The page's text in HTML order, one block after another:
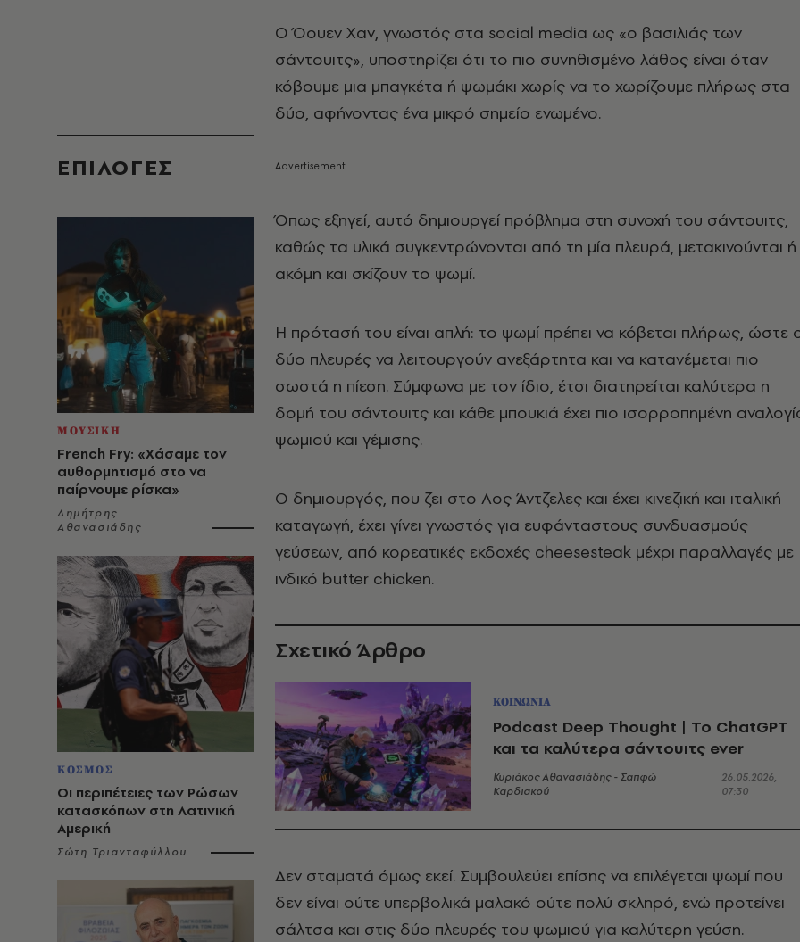
EΠΙΛΟΓΈΣ
ΜΟΥΣΙΚΗ
French Fry: «Χάσαμε τον
αυθορμητισμό στο να
παίρνουμε ρίσκα»
Δημήτρης
Αθανασιάδης
ΚΟΣΜΟΣ
Οι περιπέτειες των Ρώσων
κατασκόπων στη Λατινική
Αμερική
Σώτη Τριανταφύλλου
Ο Όουεν Χαν, γνωστός στα social media ως «ο βασιλιάς των
σάντουιτς», υποστηρίζει ότι το πιο συνηθισμένο λάθος είναι όταν
κόβουμε μια μπαγκέτα ή ψωμάκι χωρίς να το χωρίζουμε πλήρως στα
δύο, αφήνοντας ένα μικρό σημείο ενωμένο.
Όπως εξηγεί, αυτό δημιουργεί πρόβλημα στη συνοχή του σάντουιτς,
καθώς τα υλικά συγκεντρώνονται από τη μία πλευρά, μετακινούνται ή
ακόμη και σκίζουν το ψωμί.
Η πρότασή του είναι απλή: το ψωμί πρέπει να κόβεται πλήρως, ώστε
δύο πλευρές να λειτουργούν ανεξάρτητα και να κατανέμεται πιο
σωστά η πίεση. Σύμφωνα με τον ίδιο, έτσι διατηρείται καλύτερα η
δομή του σάντουιτς και κάθε μπουκιά έχει πιο ισορροπημένη
ψωμιού και γέμισης.
Ο δημιουργός, που ζει στο Λος Άντζελες και έχει κινεζική και ιταλική
καταγωγή, έχει γίνει γνωστός για ευφάνταστους συνδυασμούς
γεύσεων, από κορεατικές εκδοχές cheesesteak μέχρι παραλλαγές με
ινδικό butter chicken.
Σχετικό Άρθρο
ΚΟΙΝΩΝΙΑ
Podcast Deep Thought | To ChatGPT
και τα καλύτερα σάντουιτς ever
Κυριάκος Αθανασιάδης - Σαπφώ
Καρδιακού
26.05.2026,
07:30
Δεν σταματά όμως εκεί. Συμβουλεύει επίσης να επιλέγεται ψωμί που
δεν είναι ούτε υπερβολικά μαλακό ούτε πολύ σκληρό, ενώ προτείνει
σάλτσα και στις δύο πλευρές του ψωμιού για καλύτερη γεύση.